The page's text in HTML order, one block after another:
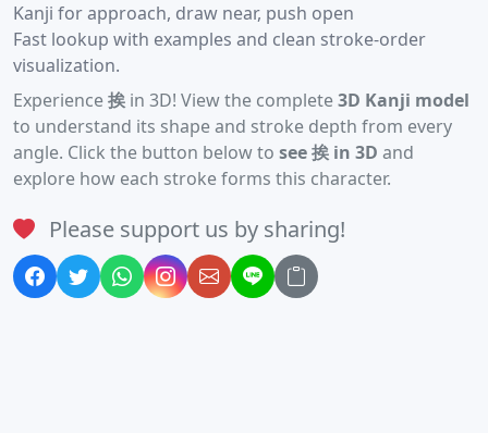
Kanji for approach, draw near, push open
Fast lookup with examples and clean stroke-order
visualization.
Experience挨 in 3D! View the complete3D Kanji model
to understand its shape and stroke depth from every
angle. Click the button below to see 挨 in 3D and
explore how each stroke forms this character.
Please support us by sharing!